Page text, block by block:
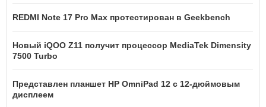
REDMI Note 17 Pro Max протестирован в Geekbench
Новый iQOO Z11 получит процессор MediaTek Dimensity
7500 Turbo
Представлен планшет HP OmniPad 12 с 12-дюймовым
дисплеем